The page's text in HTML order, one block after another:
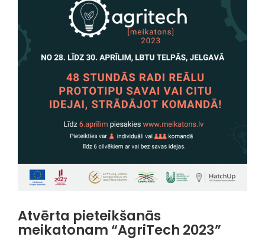
Atvērta pieteikšanās
meikatonam “AgriTech 2023”